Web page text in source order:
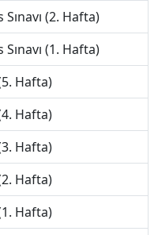
(2. Hafta)
(1. Hafta)
Hafta)
Hafta)
Hafta)
Hafta)
Hafta)